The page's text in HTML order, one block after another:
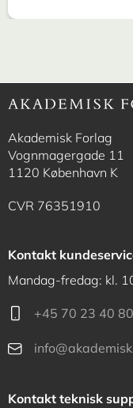
Akademisk Forlag
Vognmagergade 11
1120 København K
CVR 76351910
Kontakt
Mandag-fredag: kl.
+45 70 23 40 80
Kontakt teknisk